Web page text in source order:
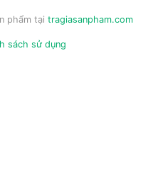
phẩm tại tragiasanpham.com
sách sử dụng